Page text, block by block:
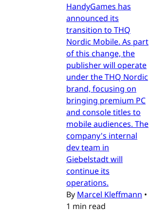
HandyGames has
announced its
transition to THQ
Nordic Mobile. As part
of this change, the
publisher will operate
under the THQ Nordic
brand, focusing on
bringing premium PC
and console titles to
mobile audiences. The
company's internal
dev team in
Giebelstadt will
continue its
operations.
By Marcel Kleffmann •
1 min read